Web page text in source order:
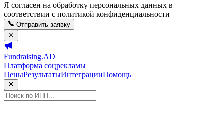
Я согласен на обработку персональных данных в
соответствии с политикой конфиденциальности
Отправить заявку
Fundraising.AD
Платформа соцрекламы
ЦеныРезультатыИнтеграцииПомощь